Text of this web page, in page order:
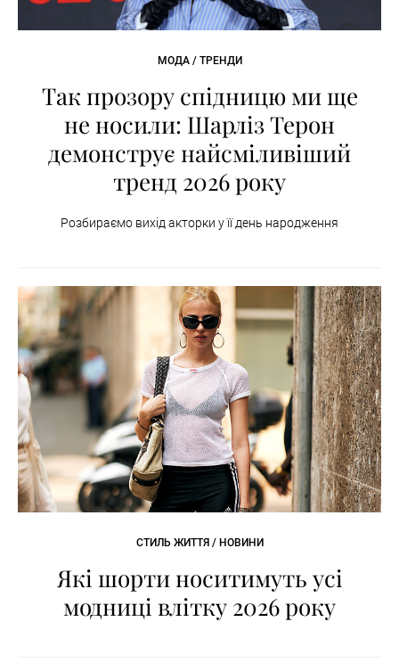
МОДА / ТРЕНДИ
Так прозору спідницю ми ще
не носили: Шарліз Терон
демонструє найсміливіший
тренд 2026 року
Розбираємо вихід акторки у її день народження
СТИЛЬ ЖИТТЯ / НОВИНИ
Які шорти носитимуть усі
модниці влітку 2026 року